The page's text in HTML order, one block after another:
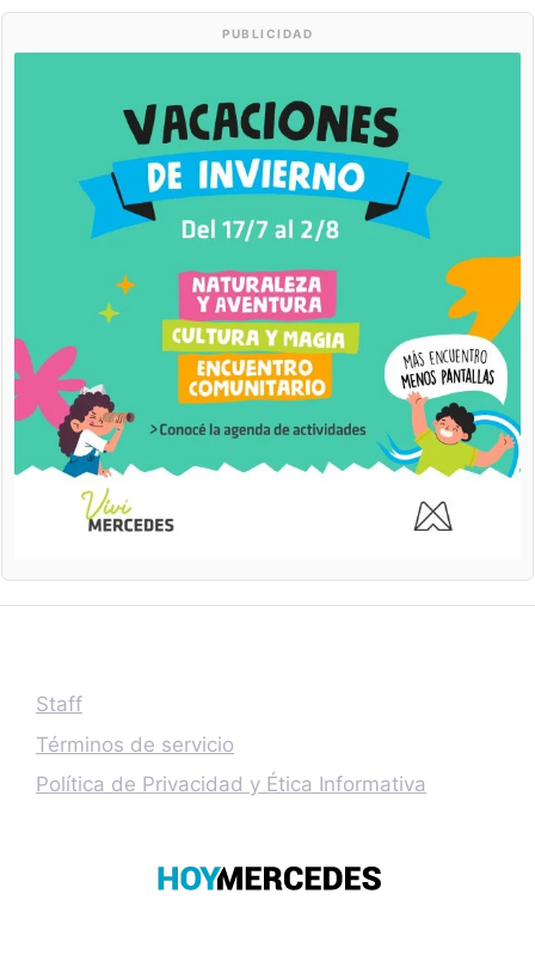
PUBLICIDAD
Staff
Términos de servicio
Política de Privacidad y Ética Informativa